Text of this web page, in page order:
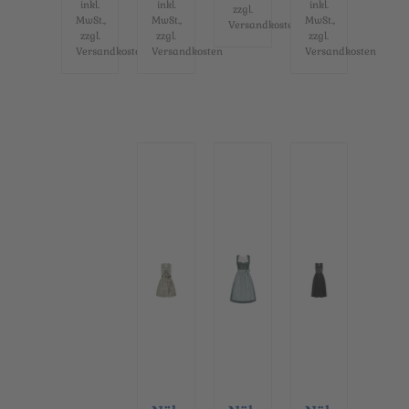
50
I...
inkl.
MwSt.,
zzgl.
Versandkosten
und
en...
inkl.
MwSt.,
zzgl.
Versandkosten
en
zzgl.
Versandkosten
48
I...
inkl.
MwSt.,
zzgl.
Versandkosten